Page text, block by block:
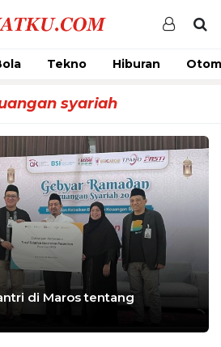
Tekno Hiburan
syariah
di Maros tentang